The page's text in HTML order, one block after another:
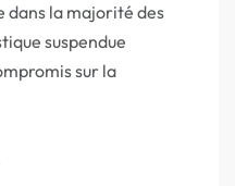
dans la majorité des
suspendue
sur la